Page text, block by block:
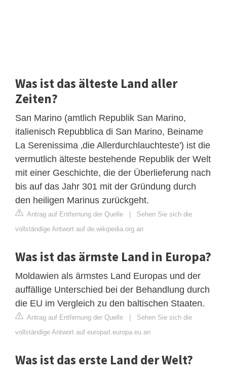
Was ist das älteste Land aller
Zeiten?
San Marino (amtlich Republik San Marino,
italienisch Repubblica di San Marino, Beiname
La Serenissima ‚die Allerdurchlauchteste') ist die
vermutlich älteste bestehende Republik der Welt
mit einer Geschichte, die der Überlieferung nach
bis auf das Jahr 301 mit der Gründung durch
den heiligen Marinus zurückgeht.
Antrag auf Entfernung der Quelle | Sehen Sie sich die
vollständige Antwort auf de.wikipedia.org an
Was ist das ärmste Land in Europa?
Moldawien als ärmstes Land Europas und der
auffällige Unterschied bei der Behandlung durch
die EU im Vergleich zu den baltischen Staaten.
Antrag auf Entfernung der Quelle | Sehen Sie sich die
vollständige Antwort auf europarl.europa.eu an
Was ist das erste Land der Welt?